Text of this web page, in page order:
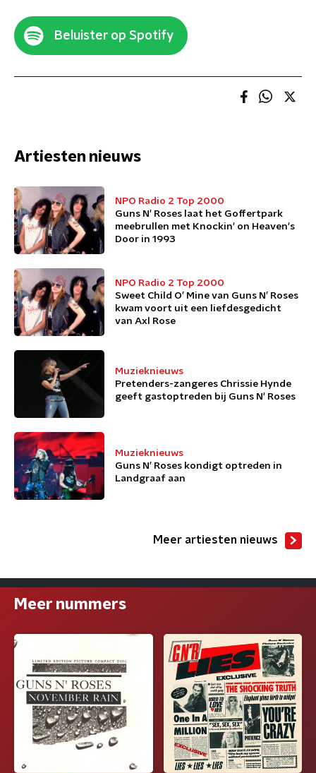
Beluister op Spotify
Artiesten nieuws
NPO Radio 2 Top 2000
Guns N' Roses laat het Goffertpark
meebrullen met Knockin' on Heaven's
Door in 1993
NPO Radio 2 Top 2000
Sweet Child O’ Mine van Guns N’ Roses
kwam voort uit een liefdesgedicht
van Axl Rose
Muzieknieuws
Pretenders-zangeres Chrissie Hynde
geeft gastoptreden bij Guns N' Roses
Muzieknieuws
Guns N’ Roses kondigt optreden in
Landgraaf aan
Meer artiesten nieuws
Meer nummers